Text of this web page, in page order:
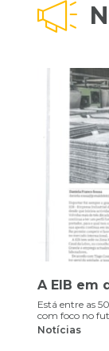
EIB
com a
Coutinho